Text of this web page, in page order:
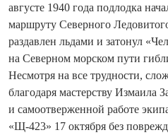
августе 1940 года подлодка
маршруту Северного
раздавлен льдами и затонул
на Северном морском пути
Несмотря на все трудности,
благодаря мастерству Измаила
и самоотверженной работе
«Щ-423» 17 октября без